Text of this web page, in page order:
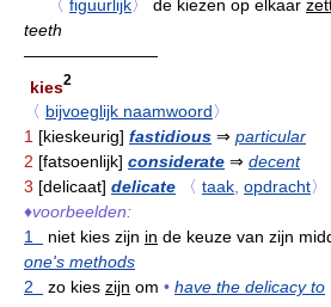
〈 figuurlijk〉 de kiezen op elkaar
teeth
————————
kies2
〈 bijvoeglijk naamwoord〉
1 [kieskeurig] fastidious ⇒ particular
2 [fatsoenlijk] considerate ⇒ decent
3 [delicaat] delicate 〈 taak, opdracht〉
♦voorbeelden:
1
niet kies zijn in de keuze van zijn
one's methods
2
zo kies zijn om • have the delicacy to